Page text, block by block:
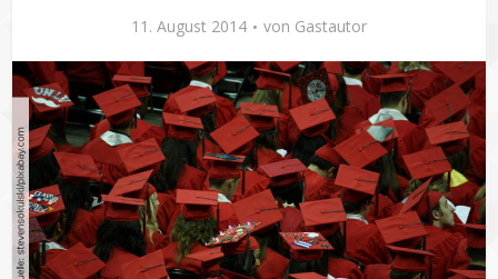
11. August 2014 von Gastautor